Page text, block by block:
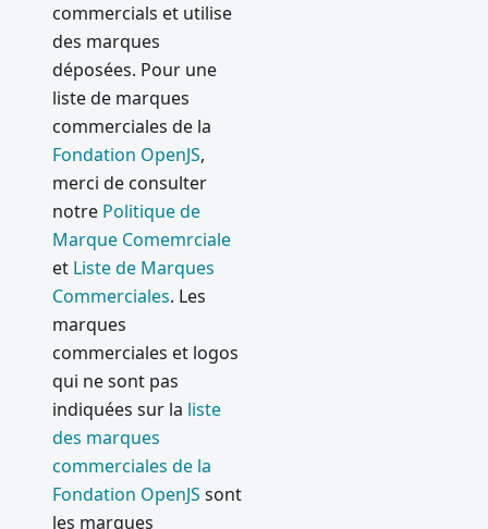
commercials et utilise
des marques
déposées. Pour une
liste de marques
commerciales de la
Fondation OpenJS,
merci de consulter
notre Politique de
Marque Comemrciale
et Liste de Marques
Commerciales. Les
marques
commerciales et logos
qui ne sont pas
indiquées sur la liste
des marques
commerciales de la
Fondation OpenJS sont
les marques